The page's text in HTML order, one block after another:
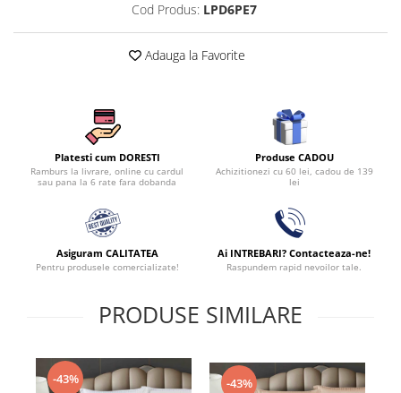
Cod Produs: LPD6PE7
Adauga la Favorite
Platesti cum DORESTI
Ramburs la livrare, online cu cardul
sau pana la 6 rate fara dobanda
Produse CADOU
Achizitionezi cu 60 lei, cadou de 139
lei
Asiguram CALITATEA
Pentru produsele comercializate!
Ai INTREBARI? Contacteaza-ne!
Raspundem rapid nevoilor tale.
PRODUSE SIMILARE
-43% -43%